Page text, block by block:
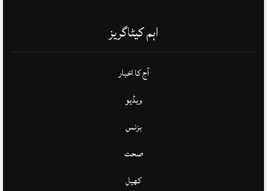
اہم کیٹاگریز
آج کا اخبار
ویڈیو
بزنس
صحت
کھیل